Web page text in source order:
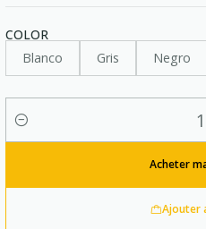
COLOR
Blanco
Gris Negro
Quantité
Ajouter
Acheter